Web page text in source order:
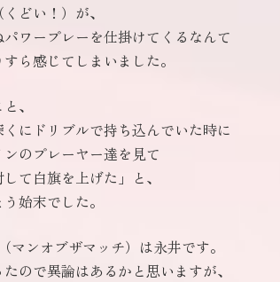
どい！）が、
ワープレーを仕掛けてくるなんて
ら感じてしまいました。
、
にドリブルで持ち込んでいた時に
のプレーヤー達を見て
て白旗を上げた」と、
始末でした。
ンオブザマッチ）は永井です。
ので異論はあるかと思いますが、